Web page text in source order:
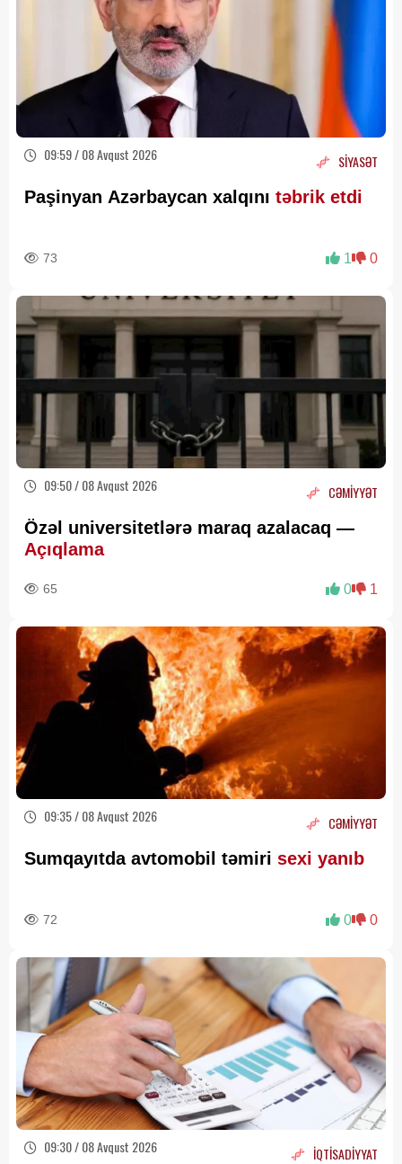
09:59 / 08 Avqust 2026 SİYASƏT
Paşinyan Azərbaycan xalqını təbrik etdi
73 1 0
09:50 / 08 Avqust 2026 CƏMİYYƏT
Özəl universitetlərə maraq azalacaq —
Açıqlama
65 0 1
09:35 / 08 Avqust 2026 CƏMİYYƏT
Sumqayıtda avtomobil təmiri sexi yanıb
72 0 0
09:30 / 08 Avqust 2026 İQTİSADİYYAT